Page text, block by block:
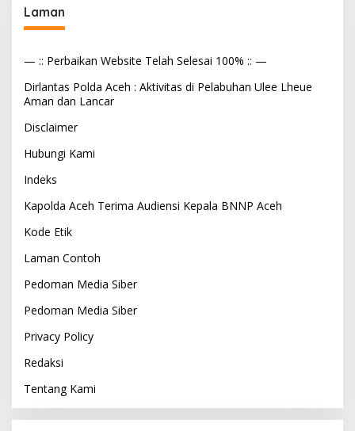
Laman
— :: Perbaikan Website Telah Selesai 100% :: —
Dirlantas Polda Aceh : Aktivitas di Pelabuhan Ulee Lheue
Aman dan Lancar
Disclaimer
Hubungi Kami
Indeks
Kapolda Aceh Terima Audiensi Kepala BNNP Aceh
Kode Etik
Laman Contoh
Pedoman Media Siber
Pedoman Media Siber
Privacy Policy
Redaksi
Tentang Kami